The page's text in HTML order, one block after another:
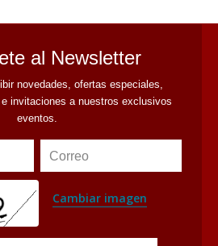
al Newsletter
novedades, ofertas especiales,
invitaciones a nuestros exclusivos
eventos.
Correo
Cambiar imagen